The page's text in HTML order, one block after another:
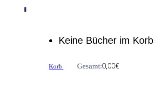
0
Keine Bücher im Korb
Korb Gesamt:0,00€